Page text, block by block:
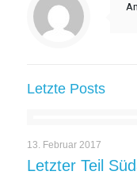
Letzte Posts
13. Februar 2017
Letzter Teil